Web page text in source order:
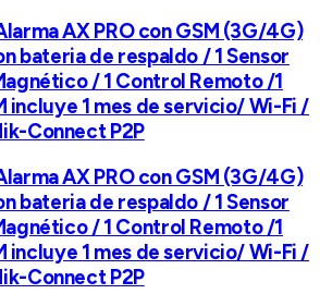
AX PRO con GSM (3G/4G)
bateria de respaldo / 1 Sensor
/ 1 Control Remoto /1
incluye 1 mes de servicio/ Wi-Fi /
Connect P2P
AX PRO con GSM (3G/4G)
bateria de respaldo / 1 Sensor
/ 1 Control Remoto /1
incluye 1 mes de servicio/ Wi-Fi /
Connect P2P